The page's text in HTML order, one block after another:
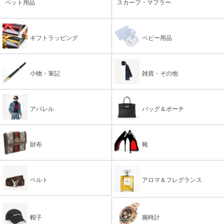
ペット用品 スカーフ・マフラー
ギフトラッピング ベビー用品
小物・筆記 雑貨・その他
アパレル バッグ＆ポーチ
財布 靴
ベルト アロマ＆フレグランス
帽子 腕時計